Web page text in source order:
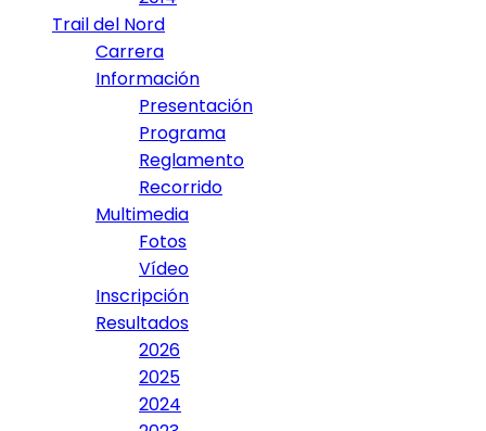
Trail del Nord
Carrera
Información
Presentación
Programa
Reglamento
Recorrido
Multimedia
Fotos
Vídeo
Inscripción
Resultados
2026
2025
2024